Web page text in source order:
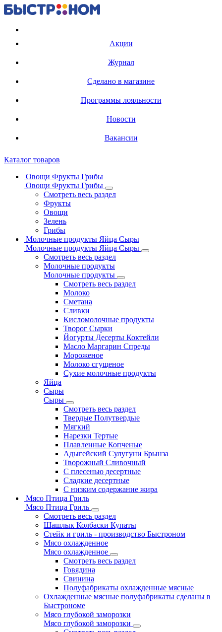
Акции
Журнал
Сделано в магазине
Программы лояльности
Новости
Вакансии
Каталог товаров
Овощи Фрукты Грибы
Овощи Фрукты Грибы
Смотреть весь раздел
Фрукты
Овощи
Зелень
Грибы
Молочные продукты Яйца Сыры
Молочные продукты Яйца Сыры
Смотреть весь раздел
Молочные продукты
Молочные продукты
Смотреть весь раздел
Молоко
Сметана
Сливки
Кисломолочные продукты
Творог Сырки
Йогурты Десерты Коктейли
Масло Маргарин Спреды
Мороженое
Молоко сгущеное
Сухие молочные продукты
Яйца
Сыры
Сыры
Смотреть весь раздел
Твердые Полутвердые
Мягкий
Нарезки Тертые
Плавленные Копченые
Адыгейский Сулугуни Брынза
Творожный Сливочный
С плесенью десертные
Сладкие десертные
С низким содержание жира
Мясо Птица Гриль
Мясо Птица Гриль
Смотреть весь раздел
Шашлык Колбаски Купаты
Стейк и гриль - производство Быстроном
Мясо охлажденное
Мясо охлажденное
Смотреть весь раздел
Говядина
Свинина
Полуфабрикаты охлажденные мясные
Охлажденные мясные полуфабрикаты сделаны в
Быстрономе
Мясо глубокой заморозки
Мясо глубокой заморозки